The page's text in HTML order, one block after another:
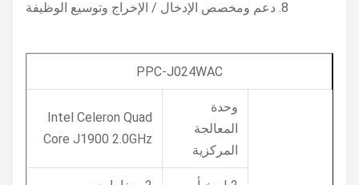
PPC-J024WAC
وحدة
المعالجة
المركزية
Intel Celeron Quad
Core J1900 2.0GHz